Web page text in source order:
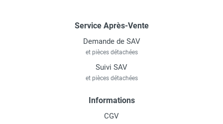
Service Après-Vente
Demande de SAV
et pièces détachées
Suivi SAV
et pièces détachées
Informations
CGV